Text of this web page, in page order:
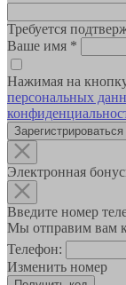
Требуется
Ваше имя *
Нажимая на
персональных
Зарегистрироваться
Электронная
Введите номер
Мы отправим вам
Телефон:
Изменить номер